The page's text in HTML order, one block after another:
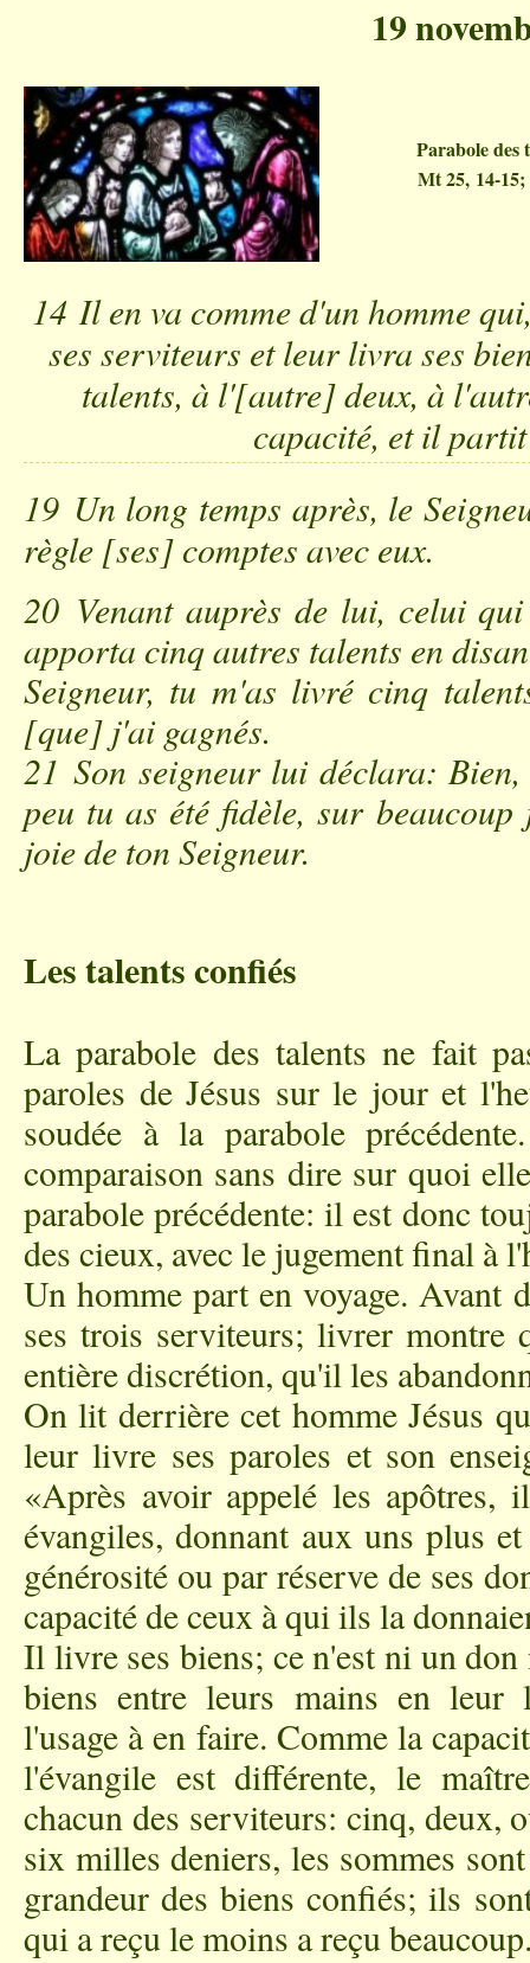
19
Parabole des
Mt 25, 14-15;
14 Il en va comme d'un homme
ses serviteurs et leur livra ses
talents, à l'[autre] deux, à
capacité, et il
19 Un long temps après, le
règle [ses] comptes avec eux.
20 Venant auprès de lui, celui
apporta cinq autres talents en
Seigneur, tu m'as livré cinq
[que] j'ai gagnés.
21 Son seigneur lui déclara:
peu tu as été fidèle, sur
joie de ton Seigneur.
Les talents confiés
La parabole des talents ne fait
paroles de Jésus sur le jour et
soudée à la parabole
comparaison sans dire sur quoi
parabole précédente: il est donc
des cieux, avec le jugement final à
Un homme part en voyage. Avant
ses trois serviteurs; livrer montre
entière discrétion, qu'il les
On lit derrière cet homme Jésus
leur livre ses paroles et son
«Après avoir appelé les
évangiles, donnant aux uns plus
générosité ou par réserve de ses
capacité de ceux à qui ils la
Il livre ses biens; ce n'est ni un
biens entre leurs mains en leur
l'usage à en faire. Comme la
l'évangile est différente, le
chacun des serviteurs: cinq, deux,
six milles deniers, les sommes
grandeur des biens confiés; ils
qui a reçu le moins a reçu